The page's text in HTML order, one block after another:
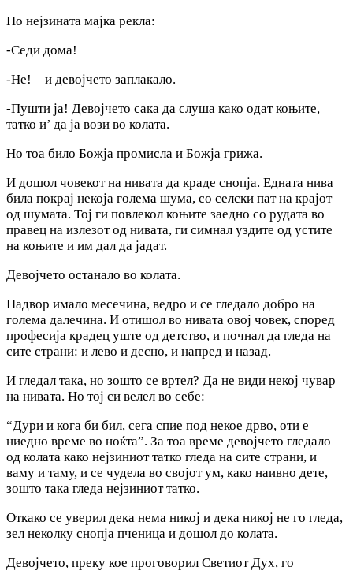
Ho нејзината мајка рекла:
-Седи дома!
-He! – и девојчето заплакало.
-Пушти ја! Девојчето сака да слуша како одат коњите,
татко и’ да ja вози во колата.
Ho тоа било Божја промисла и Божја грижа.
И дошол човекот на нивата да краде снопја. Едната нива
била покрај некоја голема шума, co селски пат на крајот
од шумата. Тој ги повлекол коњите заедно co рудата во
правец на излезот од нивата, ги симнал уздите од устите
на коњите и им дал да јадат.
Девојчето останало во колата.
Надвор имало месечина, ведро и се гледало добро на
голема далечина. И отишол во нивата овој човек, според
професија крадец уште од детство, и почнал да гледа на
сите страни: и лево и десно, и напред и назад.
И гледал така, но зошто се вртел? Да не види некој чувар
на нивата. Но тој си велел во себе:
“Дури и кога би бил, сега спие под некое дрво, оти е
ниедно време во ноќта”. За тоа време девојчето гледало
од колата како нејзиниот татко гледа на сите страни, и
ваму и таму, и се чудела во својот ум, како наивно дете,
зошто така гледа нејзиниот татко.
Откако се уверил дека нема никој и дека никој не го гледа,
зел неколку снопјa пченица и дошол до колата.
Девојчето, преку кое проговорил Светиот Дух, го